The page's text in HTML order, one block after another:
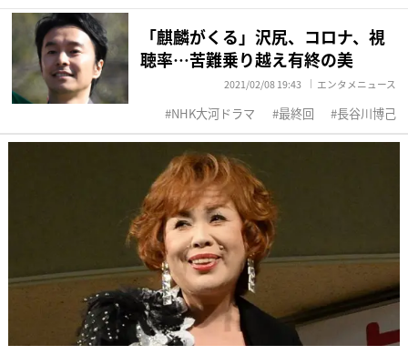
「麒麟がくる」沢尻、コロナ、視
聴率…苦難乗り越え有終の美
2021/02/08 19:43 エンタメニュース
NHK大河ドラマ 最終回 長谷川博己